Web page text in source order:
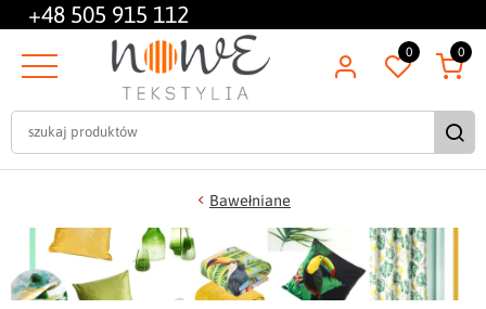
+48 505 915 112
0 0
Bawełniane